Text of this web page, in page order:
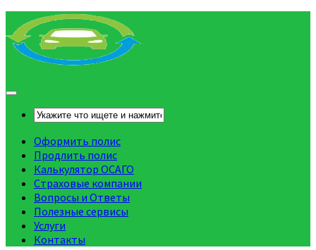
Оформить полис
Продлить полис
Калькулятор ОСАГО
Страховые компании
Вопросы и Ответы
Полезные сервисы
Услуги
Контакты